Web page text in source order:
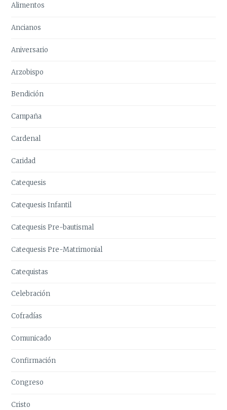
Alimentos
Ancianos
Aniversario
Arzobispo
Bendición
Campaña
Cardenal
Caridad
Catequesis
Catequesis Infantil
Catequesis Pre-bautismal
Catequesis Pre-Matrimonial
Catequistas
Celebración
Cofradías
Comunicado
Confirmación
Congreso
Cristo